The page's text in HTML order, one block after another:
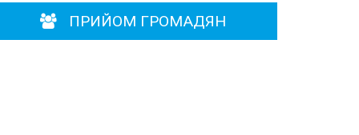
ПРИЙОМ ГРОМАДЯН